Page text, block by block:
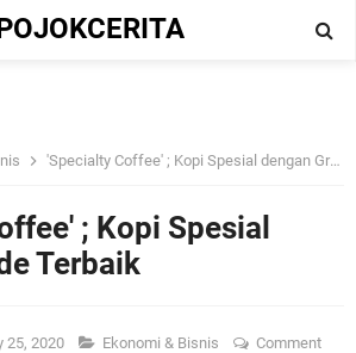
'Specialty Coffee' ; Kopi Spesial dengan Grade Terbaik
; Kopi Spesial
Terbaik
25, 2020 Ekonomi & Bisnis Comment